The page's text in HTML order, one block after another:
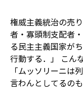
権威主義統治の売
者・寡頭制支配者
る――民主主義国家
行動する．」 こん
「ムッソリーニは
言わんとしてるの